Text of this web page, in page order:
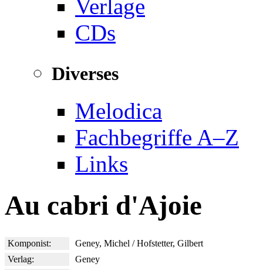
Verlage
CDs
Diverses
Melodica
Fachbegriffe A–Z
Links
Au cabri d'Ajoie
Komponist:
Geney, Michel / Hofstetter, Gilbert
Verlag:
Geney